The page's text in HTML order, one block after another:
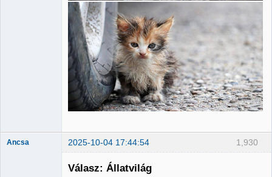
1,930
Ancsa 2025-10-04 17:44:54
Válasz: Állatvilág